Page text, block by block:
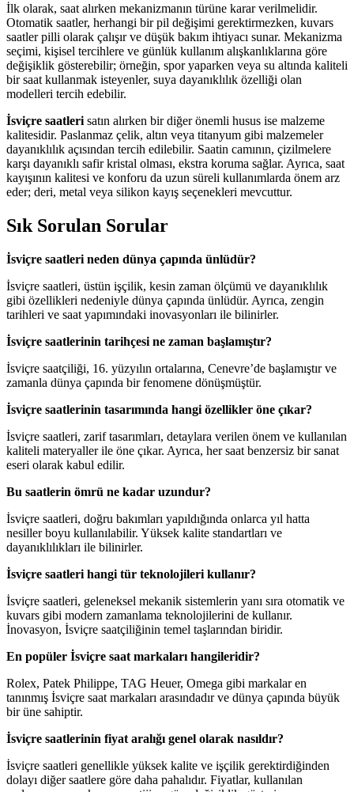
İlk olarak, saat alırken mekanizmanın türüne karar verilmelidir.
Otomatik saatler, herhangi bir pil değişimi gerektirmezken, kuvars
saatler pilli olarak çalışır ve düşük bakım ihtiyacı sunar. Mekanizma
seçimi, kişisel tercihlere ve günlük kullanım alışkanlıklarına göre
değişiklik gösterebilir; örneğin, spor yaparken veya su altında kaliteli
bir saat kullanmak isteyenler, suya dayanıklılık özelliği olan
modelleri tercih edebilir.
İsviçre saatleri satın alırken bir diğer önemli husus ise malzeme
kalitesidir. Paslanmaz çelik, altın veya titanyum gibi malzemeler
dayanıklılık açısından tercih edilebilir. Saatin camının, çizilmelere
karşı dayanıklı safir kristal olması, ekstra koruma sağlar. Ayrıca, saat
kayışının kalitesi ve konforu da uzun süreli kullanımlarda önem arz
eder; deri, metal veya silikon kayış seçenekleri mevcuttur.
Sık Sorulan Sorular
İsviçre saatleri neden dünya çapında ünlüdür?
İsviçre saatleri, üstün işçilik, kesin zaman ölçümü ve dayanıklılık
gibi özellikleri nedeniyle dünya çapında ünlüdür. Ayrıca, zengin
tarihleri ve saat yapımındaki inovasyonları ile bilinirler.
İsviçre saatlerinin tarihçesi ne zaman başlamıştır?
İsviçre saatçiliği, 16. yüzyılın ortalarına, Cenevre’de başlamıştır ve
zamanla dünya çapında bir fenomene dönüşmüştür.
İsviçre saatlerinin tasarımında hangi özellikler öne çıkar?
İsviçre saatleri, zarif tasarımları, detaylara verilen önem ve kullanılan
kaliteli materyaller ile öne çıkar. Ayrıca, her saat benzersiz bir sanat
eseri olarak kabul edilir.
Bu saatlerin ömrü ne kadar uzundur?
İsviçre saatleri, doğru bakımları yapıldığında onlarca yıl hatta
nesiller boyu kullanılabilir. Yüksek kalite standartları ve
dayanıklılıkları ile bilinirler.
İsviçre saatleri hangi tür teknolojileri kullanır?
İsviçre saatleri, geleneksel mekanik sistemlerin yanı sıra otomatik ve
kuvars gibi modern zamanlama teknolojilerini de kullanır.
İnovasyon, İsviçre saatçiliğinin temel taşlarından biridir.
En popüler İsviçre saat markaları hangileridir?
Rolex, Patek Philippe, TAG Heuer, Omega gibi markalar en
tanınmış İsviçre saat markaları arasındadır ve dünya çapında büyük
bir üne sahiptir.
İsviçre saatlerinin fiyat aralığı genel olarak nasıldır?
İsviçre saatleri genellikle yüksek kalite ve işçilik gerektirdiğinden
dolayı diğer saatlere göre daha pahalıdır. Fiyatlar, kullanılan